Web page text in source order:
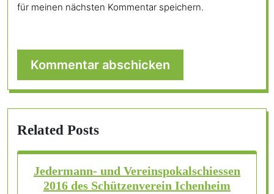
für meinen nächsten Kommentar speichern.
Related Posts
Jedermann- und Vereinspokalschiessen
2016 des Schützenverein Ichenheim